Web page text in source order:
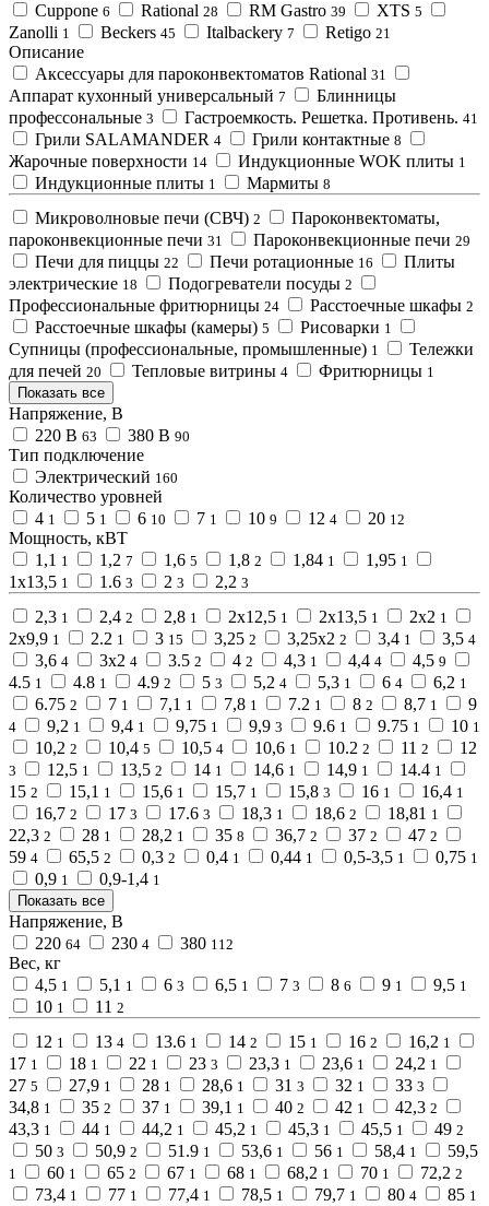
Cuppone 6 Rational 28 RM Gastro 39 XTS 5
Zanolli 1 Beckers 45 Italbackery 7 Retigo 21
Описание
Аксессуары для пароконвектоматов Rational 31
Аппарат кухонный универсальный 7
Блинницы
профессональные 3 Гастроемкость. Решетка. Противень. 41
Грили SALAMANDER 4 Грили контактные 8
Жарочные поверхности 14 Индукционные WOK плиты 1
Индукционные плиты 1 Мармиты 8
Микроволновые печи (СВЧ) 2
Пароконвектоматы,
пароконвекционные печи 31 Пароконвекционные печи 29
Печи для пиццы 22 Печи ротационные 16
Плиты
электрические 18 Подогреватели посуды 2
Профессиональные фритюрницы 24 Расстоечные шкафы 2
Расстоечные шкафы (камеры) 5 Рисоварки 1
Супницы (профессиональные, промышленные) 1
Тележки
для печей 20 Тепловые витрины 4 Фритюрницы 1
Показать все
Напряжение, В
220 В 63 380 В 90
Тип подключение
Электрический 160
Количество уровней
4 1 5 1 6 10 7 1 10 9 12 4 20 12
Мощность, кВТ
1,1 1 1,2 7 1,6 5 1,8 2 1,84 1 1,95 1
1х13,5 1 1.6 3 2 3 2,2 3
2,3 1 2,4 2 2,8 1 2х12,5 1 2х13,5 1 2х2 1
2х9,9 1 2.2 1 3 15 3,25 2 3,25х2 2 3,4 1 3,5 4
3,6 4 3х2 4 3.5 2 4 2 4,3 1 4,4 4 4,5 9
4.5 1 4.8 1 4.9 2 5 3 5,2 4 5,3 1 6 4 6,2 1
6.75 2 7 1 7,1 1 7,8 1 7.2 1 8 2 8,7 1 9
4 9,2 1 9,4 1 9,75 1 9,9 3 9.6 1 9.75 1 10 1
10,2 2 10,4 5 10,5 4 10,6 1 10.2 2 11 2 12
3 12,5 1 13,5 2 14 1 14,6 1 14,9 1 14.4 1
15 2 15,1 1 15,6 1 15,7 1 15,8 3 16 1 16,4 1
16,7 2 17 3 17.6 3 18,3 1 18,6 2 18,81 1
22,3 2 28 1 28,2 1 35 8 36,7 2 37 2 47 2
59 4 65,5 2 0,3 2 0,4 1 0,44 1 0,5-3,5 1 0,75 1
0,9 1 0,9-1,4 1
Показать все
Напряжение, В
220 64 230 4 380 112
Вес, кг
4,5 1 5,1 1 6 3 6,5 1 7 3 8 6 9 1 9,5 1
10 1 11 2
12 1 13 4 13.6 1 14 2 15 1 16 2 16,2 1
17 1 18 1 22 1 23 3 23,3 1 23,6 1 24,2 1
27 5 27,9 1 28 1 28,6 1 31 3 32 1 33 3
34,8 1 35 2 37 1 39,1 1 40 2 42 1 42,3 2
43,3 1 44 1 44,2 1 45,2 1 45,3 1 45,5 1 49 2
50 3 50,9 2 51.9 1 53,6 1 56 1 58,4 1 59,5
1 60 1 65 2 67 1 68 1 68,2 1 70 1 72,2 2
73,4 1 77 1 77,4 1 78,5 1 79,7 1 80 4 85 1